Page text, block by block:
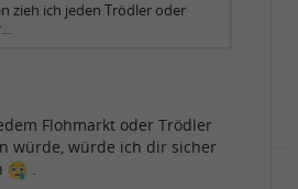
zieh ich jeden Trödler oder
Flohmarkt oder Trödler
würde, würde ich dir sicher
.